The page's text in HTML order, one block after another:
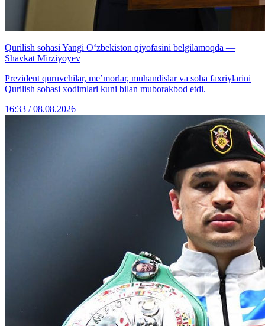
Qurilish sohasi Yangi O‘zbekiston qiyofasini belgilamoqda —
Shavkat Mirziyoyev
Prezident quruvchilar, me’morlar, muhandislar va soha faxriylarini
Qurilish sohasi xodimlari kuni bilan muborakbod etdi.
16:33 / 08.08.2026